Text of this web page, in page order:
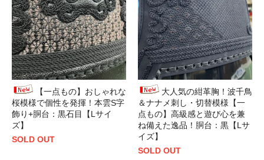
【一点もの】おしゃれな
桜模様で個性を発揮！本雲S字
飾り+胴台：黒石目【Lサイ
ズ】
SOLD OUT
大人気の紺革胸！波千鳥
＆ナナメ刺し・切替模様【一
点もの】高級感と遊び心を兼
ね備えた逸品！胴台：黒【Lサ
イズ】
SOLD OUT